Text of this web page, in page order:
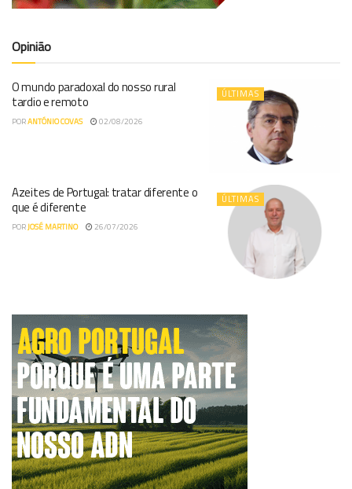
Opinião
ÚLTIMAS
O mundo paradoxal do nosso rural
tardio e remoto
PORANTÓNIO COVAS 02/08/2026
ÚLTIMAS
Azeites de Portugal: tratar diferente o
que é diferente
PORJOSÉ MARTINO 26/07/2026